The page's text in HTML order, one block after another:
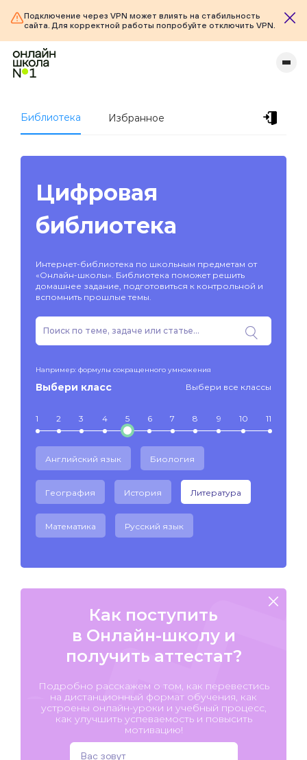
Подключение через VPN может влиять на стабильность
сайта. Для корректной работы попробуйте отключить VPN.
Библиотека Избранное
Цифровая
библиотека
Интернет-библиотека по школьным предметам от
«Онлайн-школы». Библиотека поможет решить
домашнее задание, подготовиться к контрольной и
вспомнить прошлые темы.
Например: формулы сокращенного умножения
Выбери класс Выбери все классы
1 2 3 4 5 6 7 8 9 10 11
Английский язык Биология
География История Литература
Математика Русский язык
Как поступить
в Онлайн-школу и
получить аттестат?
Подробно расскажем о том, как перевестись
на дистанционный формат обучения, как
устроены онлайн-уроки и учебный процесс,
как улучшить успеваемость и повысить
мотивацию!